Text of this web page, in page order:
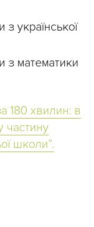
української
з математики
180 хвилин: в
частину
школи”.